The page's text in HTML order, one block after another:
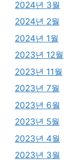
2024년 3월
2024년 2월
2024년 1월
2023년 12월
2023년 11월
2023년 7월
2023년 6월
2023년 5월
2023년 4월
2023년 3월